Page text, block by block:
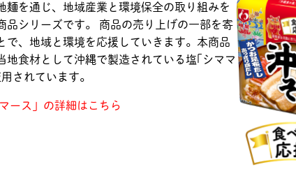
麺を通じ、地域産業と環境保全の取り組みを
品シリーズです。 商品の売り上げの一部を寄
で、地域と環境を応援していきます。本商品
地食材として沖縄で製造されている塩｢シママ
されています。
マース」の詳細はこちら